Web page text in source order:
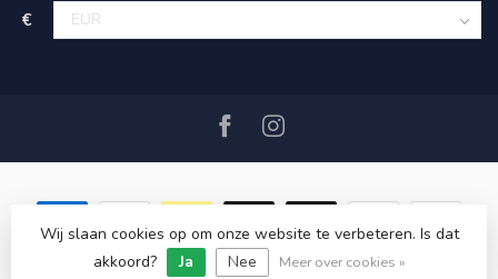
€
© Copyright 2026 SAIL360 watersport and boat equipment
Wij slaan cookies op om onze website te verbeteren. Is dat
akkoord?
Ja Nee Meer over cookies »